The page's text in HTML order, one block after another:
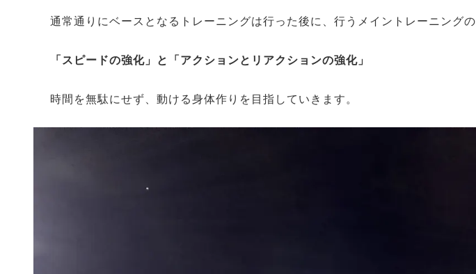
通常通りにベースとなるトレーニングは行った後に、行うメイントレーニングの
「スピードの強化」と「アクションとリアクションの強化」
時間を無駄にせず、動ける身体作りを目指していきます。